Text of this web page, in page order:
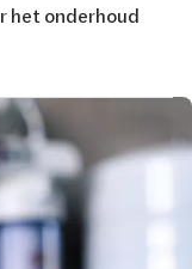
het onderhoud